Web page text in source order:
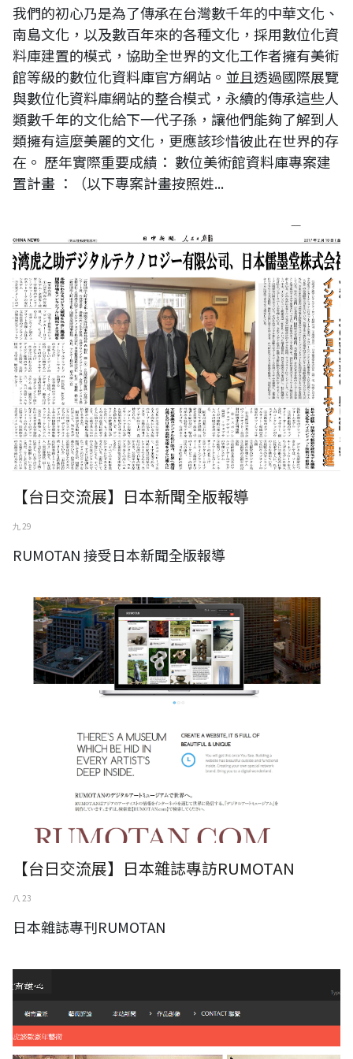
我們的初心乃是為了傳承在台灣數千年的中華文化、
南島文化，以及數百年來的各種文化，採用數位化資
料庫建置的模式，協助全世界的文化工作者擁有美術
館等級的數位化資料庫官方網站。並且透過國際展覽
與數位化資料庫網站的整合模式，永續的傳承這些人
類數千年的文化給下一代子孫，讓他們能夠了解到人
類擁有這麼美麗的文化，更應該珍惜彼此在世界的存
在。 歷年實際重要成績： 數位美術館資料庫專案建
置計畫 ：（以下專案計畫按照姓...
【台日交流展】日本新聞全版報導
九 29
RUMOTAN 接受日本新聞全版報導
日本雜誌專訪RUMOTAN
【台日交流展】日本雜誌專訪RUMOTAN
八 23
日本雜誌專刊RUMOTAN